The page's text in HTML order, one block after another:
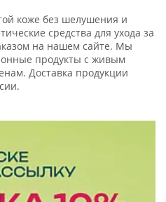
коже без шелушения и
средства для ухода за
на нашем сайте. Мы
продукты с живым
Доставка продукции